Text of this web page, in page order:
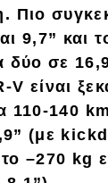
Πιο
9,7” και
δύο σε
είναι
110-140
(με
–270 kg